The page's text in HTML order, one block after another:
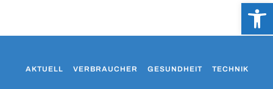
AKTUELL VERBRAUCHER GESUNDHEIT TECHNIK